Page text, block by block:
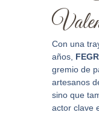
Con una
años,
gremio de
artesanos
sino que
actor clave